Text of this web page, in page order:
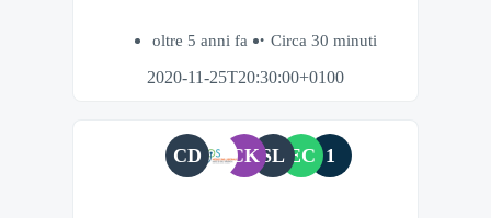
oltre 5 anni fa
Circa 30 minuti
2020-11-25T20:30:00+0100
CD CK SL EC 1